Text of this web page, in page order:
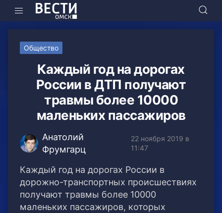
Общество
Каждый год на дорогах
России в ДТП получают
травмы более 10000
маленьких пассажиров
Анатолий
Фрумгарц
22 ноября 2019 в
11:47
Каждый год на дорогах России в
дорожно-транспортных происшествиях
получают травмы более 10000
маленьких пассажиров, которых